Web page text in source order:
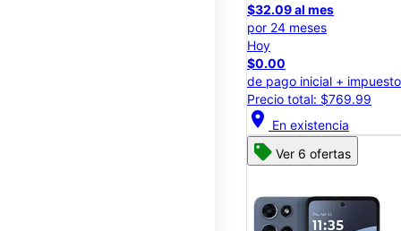
$32.09 al mes
por 24 meses
Hoy
$0.00
de pago inicial +
Precio total: $769.99
location_on En existencia
Ver 6 ofertas